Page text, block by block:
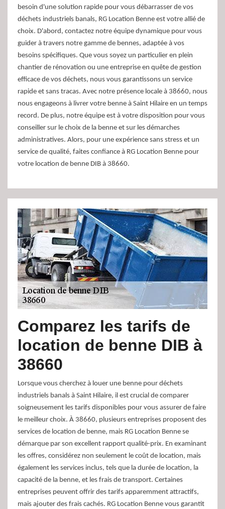
besoin d'une solution rapide pour vous débarrasser de vos
déchets industriels banals, RG Location Benne est votre allié de
choix. D'abord, contactez notre équipe dynamique pour vous
guider à travers notre gamme de bennes, adaptée à vos
besoins spécifiques. Que vous soyez un particulier en plein
chantier de rénovation ou une entreprise en quête de gestion
efficace de vos déchets, nous vous garantissons un service
rapide et sans tracas. Avec notre présence locale à 38660, nous
nous engageons à livrer votre benne à Saint Hilaire en un temps
record. De plus, notre équipe est à votre disposition pour vous
conseiller sur le choix de la benne et sur les démarches
administratives. Alors, pour une expérience sans stress et un
service de qualité, faites confiance à RG Location Benne pour
votre location de benne DIB à 38660.
Comparez les tarifs de
location de benne DIB à
38660
Lorsque vous cherchez à louer une benne pour déchets
industriels banals à Saint Hilaire, il est crucial de comparer
soigneusement les tarifs disponibles pour vous assurer de faire
le meilleur choix. À 38660, plusieurs entreprises proposent des
services de location de benne, mais RG Location Benne se
démarque par son excellent rapport qualité-prix. En examinant
les offres, considérez non seulement le coût de location, mais
également les services inclus, tels que la durée de location, la
capacité de la benne, et les frais de transport. Certaines
entreprises peuvent offrir des tarifs apparemment attractifs,
mais ajouter des frais cachés. RG Location Benne vous garantit